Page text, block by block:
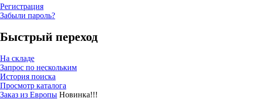
Регистрация
Забыли пароль?
Быстрый переход
На складе
Запрос по нескольким
История поиска
Просмотр каталога
Заказ из Европы Новинка!!!